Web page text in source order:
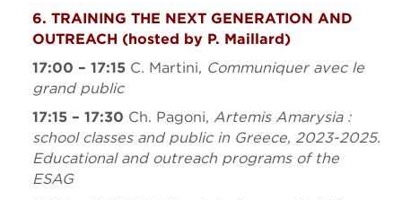
6. TRAINING THE NEXT GENERATION AND
OUTREACH (hosted by P. Maillard)
17:00 – 17:15 C. Martini, Communiquer avec le
grand public
17:15 – 17:30 Ch. Pagoni, Artemis Amarysia :
school classes and public in Greece, 2023-2025.
Educational and outreach programs of the
ESAG